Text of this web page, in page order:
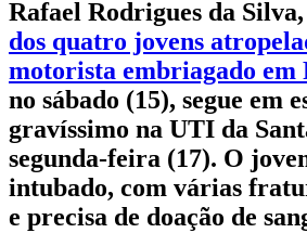
Rafael Rodrigues da Silva,
dos quatro jovens
motorista embriagado em
no sábado (15), segue em
gravíssimo na UTI da
segunda-feira (17). O
intubado, com várias
e precisa de doação de